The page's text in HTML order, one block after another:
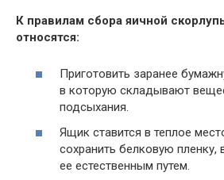
К правилам сбора яичной
относятся:
Приготовить заранее
в которую складывают
подсыхания.
Ящик ставится в теплое
сохранить белковую пленку,
ее естественным путем.